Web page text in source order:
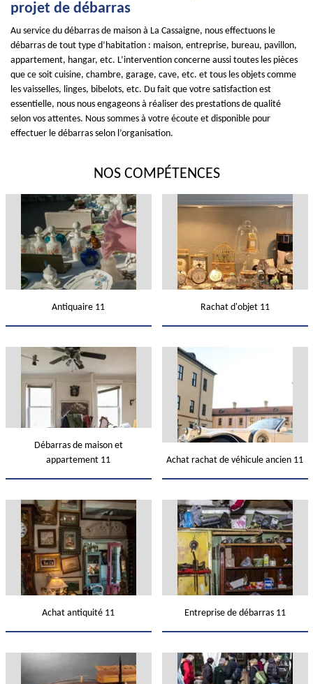
projet de débarras
Au service du débarras de maison à La Cassaigne, nous effectuons le
débarras de tout type d’habitation : maison, entreprise, bureau, pavillon,
appartement, hangar, etc. L’intervention concerne aussi toutes les pièces
que ce soit cuisine, chambre, garage, cave, etc. et tous les objets comme
les vaisselles, linges, bibelots, etc. Du fait que votre satisfaction est
essentielle, nous nous engageons à réaliser des prestations de qualité
selon vos attentes. Nous sommes à votre écoute et disponible pour
effectuer le débarras selon l’organisation.
NOS COMPÉTENCES
Antiquaire 11 Rachat d'objet 11
Débarras de maison et
appartement 11
Achat rachat de véhicule ancien 11
Achat antiquité 11 Entreprise de débarras 11